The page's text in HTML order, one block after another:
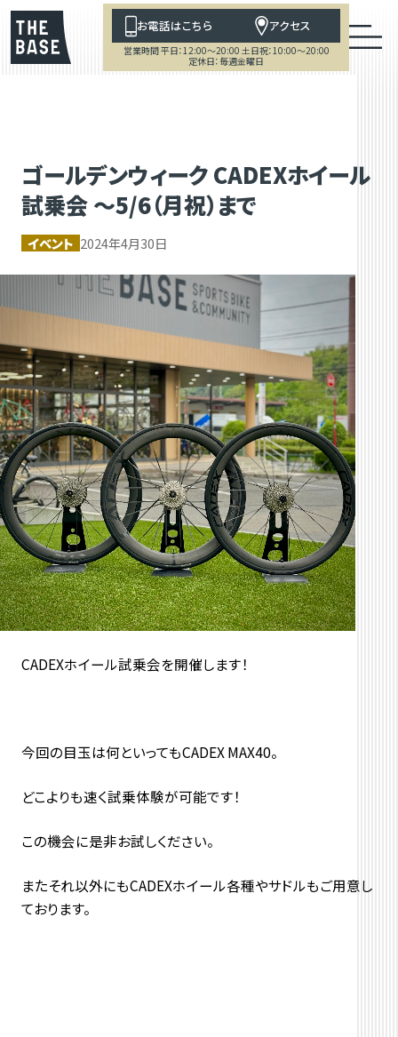
お電話はこちら アクセス
営業時間 平日：12:00～20:00 土日祝：10:00～20:00
定休日：毎週金曜日
ゴールデンウィーク CADEXホイール
試乗会 ～5/6（月祝）まで
イベント 2024年4月30日
CADEXホイール試乗会を開催します！
今回の目玉は何といってもCADEX MAX40。
どこよりも速く試乗体験が可能です！
この機会に是非お試しください。
またそれ以外にもCADEXホイール各種やサドルもご用意し
ております。